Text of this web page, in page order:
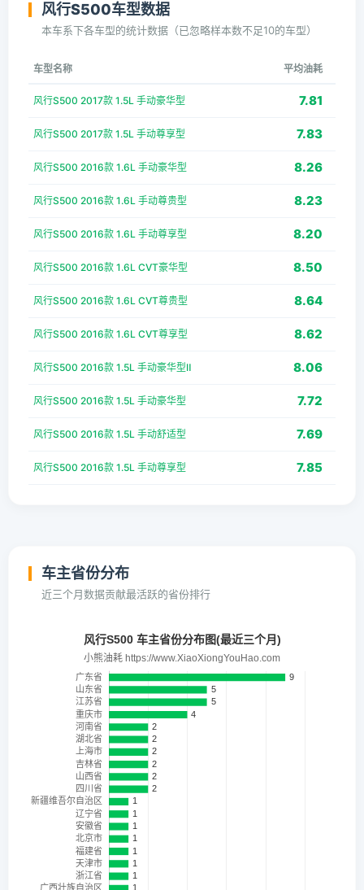
风行S500车型数据
本车系下各车型的统计数据（已忽略样本数不足10的车型）
车型名称 平均油耗
风行S500 2017款 1.5L 手动豪华型 7.81
风行S500 2017款 1.5L 手动尊享型 7.83
风行S500 2016款 1.6L 手动豪华型 8.26
风行S500 2016款 1.6L 手动尊贵型 8.23
风行S500 2016款 1.6L 手动尊享型 8.20
风行S500 2016款 1.6L CVT豪华型 8.50
风行S500 2016款 1.6L CVT尊贵型 8.64
风行S500 2016款 1.6L CVT尊享型 8.62
风行S500 2016款 1.5L 手动豪华型Ⅱ 8.06
风行S500 2016款 1.5L 手动豪华型 7.72
风行S500 2016款 1.5L 手动舒适型 7.69
风行S500 2016款 1.5L 手动尊享型 7.85
车主省份分布
近三个月数据贡献最活跃的省份排行